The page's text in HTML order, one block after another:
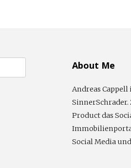
About Me
Andreas
Product das
Social Media